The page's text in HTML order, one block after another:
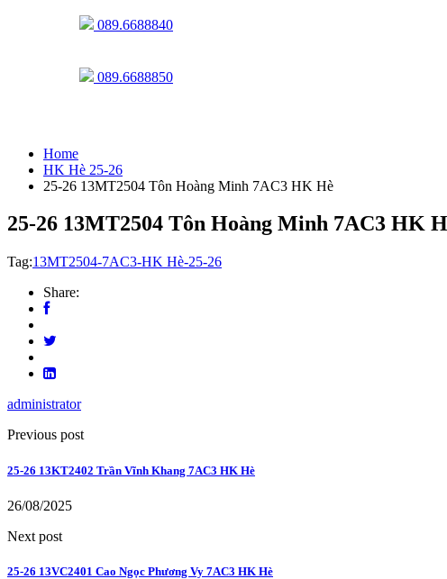
089.6688840
089.6688850
Home
HK Hè 25-26
25-26 13MT2504 Tôn Hoàng Minh 7AC3 HK Hè
25-26 13MT2504 Tôn Hoàng Minh 7AC3 HK
Tag:13MT2504-7AC3-HK Hè-25-26
Share:
administrator
Previous post
25-26 13KT2402 Trần Vĩnh Khang 7AC3 HK Hè
26/08/2025
Next post
25-26 13VC2401 Cao Ngọc Phương Vy 7AC3 HK Hè